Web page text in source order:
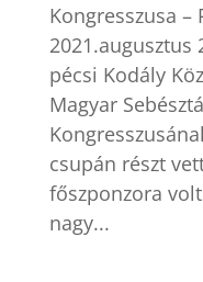
Kongresszusa –
2021.augusztus
pécsi Kodály
Magyar
csupán részt
főszponzora
nagy...